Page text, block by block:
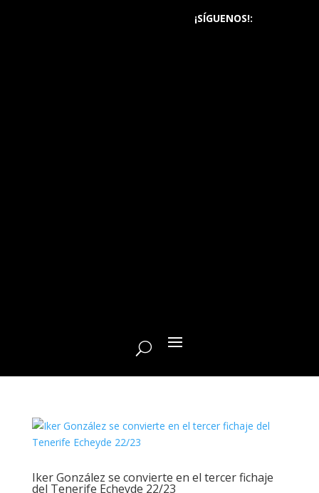
¡SÍGUENOS!:
Iker González se convierte en el tercer fichaje
del Tenerife Echeyde 22/23